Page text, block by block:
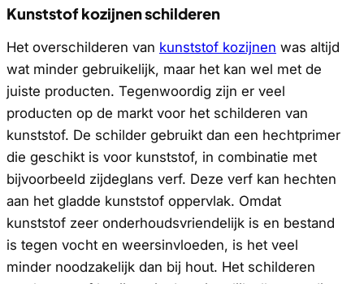
Kunststof kozijnen schilderen
Het overschilderen van kunststof kozijnen was altijd
wat minder gebruikelijk, maar het kan wel met de
juiste producten. Tegenwoordig zijn er veel
producten op de markt voor het schilderen van
kunststof. De schilder gebruikt dan een hechtprimer
die geschikt is voor kunststof, in combinatie met
bijvoorbeeld zijdeglans verf. Deze verf kan hechten
aan het gladde kunststof oppervlak. Omdat
kunststof zeer onderhoudsvriendelijk is en bestand
is tegen vocht en weersinvloeden, is het veel
minder noodzakelijk dan bij hout. Het schilderen